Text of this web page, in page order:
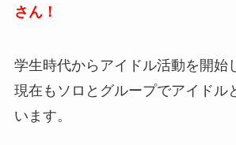
さん！
学生時代からアイドル活動を開始
現在もソロとグループでアイドル
います。